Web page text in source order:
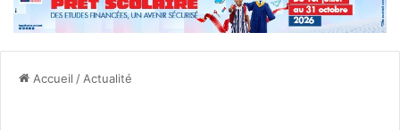
Accueil / Actualité